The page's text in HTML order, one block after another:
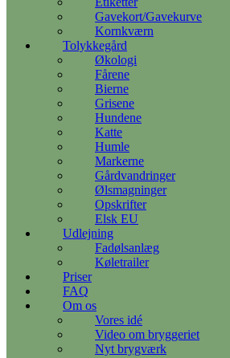
Gavekort/Gavekurve
Kornkværn
Tolykkegård
Økologi
Fårene
Bierne
Grisene
Hundene
Katte
Humle
Markerne
Gårdvandringer
Ølsmagninger
Opskrifter
Elsk EU
Udlejning
Fadølsanlæg
Køletrailer
Priser
FAQ
Om os
Vores idé
Video om bryggeriet
Nyt brygværk